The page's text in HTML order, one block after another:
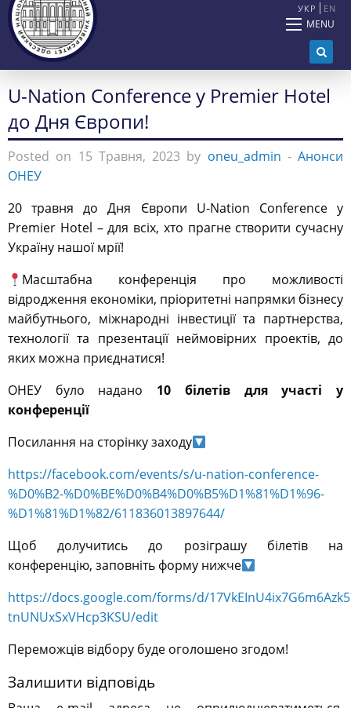
УКР EN
MENU
U-Nation Conference y Premier Hotel
до Дня Європи!
Posted on 15 Травня, 2023 by oneu_admin - Анонси
ОНЕУ
20 травня до Дня Європи U-Nation Conference y
Premier Hotel – для всіх, хто прагне створити сучасну
Україну нашої мрії!
Масштабна конференція про можливості
відродження економіки, пріоритетні напрямки бізнесу
майбутнього, міжнародні інвестиції та партнерства,
технології та презентації неймовірних проектів, до
яких можна приєднатися!
ОНЕУ було надано 10 білетів для участі у
конференції
Посилання на сторінку заходу
https://facebook.com/events/s/u-nation-conference-
%D0%B2-%D0%BE%D0%B4%D0%B5%D1%81%D1%96-
%D1%81%D1%82/611836013897644/
Щоб долучитись до розіграшу білетів на
конференцію, заповніть форму нижче
https://docs.google.com/forms/d/
tnUNUxSxVHcp3KSU/edit
Переможців відбору буде оголошено згодом!
Залишити відповідь